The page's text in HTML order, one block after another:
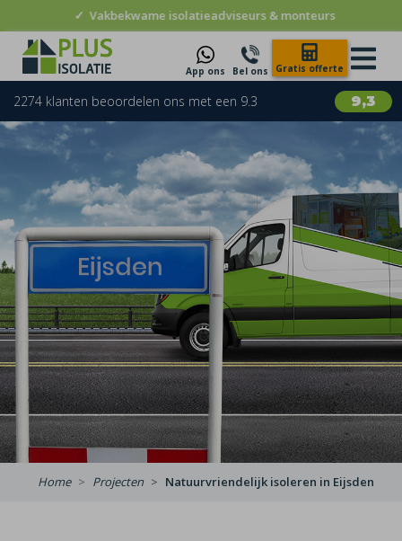
✓ Vakbekwame isolatieadviseurs & monteurs
App ons Bel ons Gratis offerte
9,3
2274 klanten beoordelen ons met een 9.3
Home Projecten Natuurvriendelijk isoleren in Eijsden